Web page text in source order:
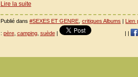
Lire la suite
Publié dans #SEXES ET GENRE critiques Albums | Lien
: père, camping, suède| | |